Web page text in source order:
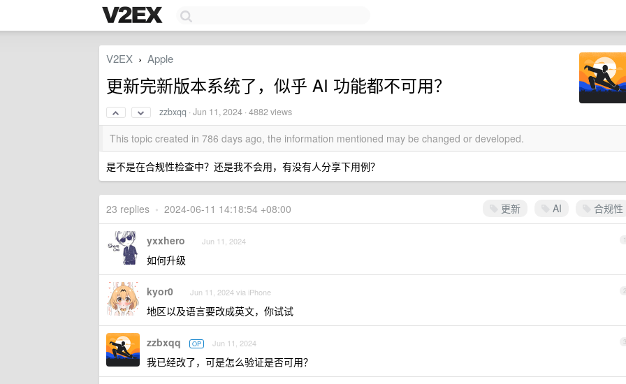
V2EX › Apple
更新完新版本系统了，似乎 AI 功能都不可用？
zzbxqq ·Jun 11, 2024 · 4882 views
This topic created in 786 days ago, the information mentioned may be changed or developed.
是不是在合规性检查中？还是我不会用，有没有人分享下用例？
更新 AI 合规性
23 replies • 2024-06-11 14:18:54 +08:00
1
yxxhero Jun 11, 2024
如何升级
2
kyor0 Jun 11, 2024 via iPhone
地区以及语言要改成英文，你试试
3
zzbxqq OP Jun 11, 2024
我已经改了，可是怎么验证是否可用？